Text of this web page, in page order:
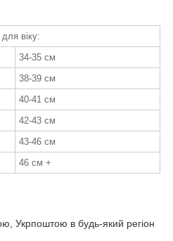
віку:
34-35 см
38-39 см
40-41 см
42-43 см
43-46 см
46 см +
Укрпоштою в будь-який регіон